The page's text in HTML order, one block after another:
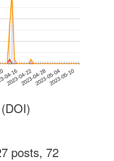
04-16
2023-04-222023-04-282023-05-042023-05-10
posts, 72